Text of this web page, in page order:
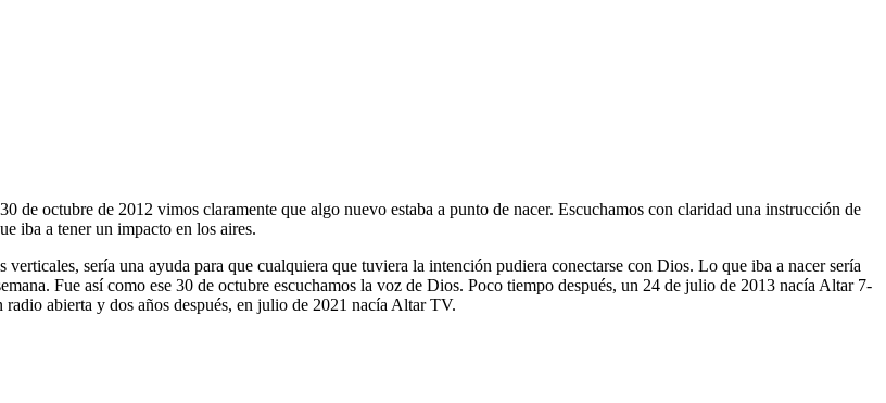
de octubre de 2012 vimos claramente que algo nuevo estaba a punto de nacer. Escuchamos con claridad una instrucción de
iba a tener un impacto en los aires.
sería una ayuda para que cualquiera que tuviera la intención pudiera conectarse con Dios. Lo que iba a nacer sería
Fue así como ese 30 de octubre escuchamos la voz de Dios. Poco tiempo después, un 24 de julio de 2013 nacía Altar 7-
abierta y dos años después, en julio de 2021 nacía Altar TV.